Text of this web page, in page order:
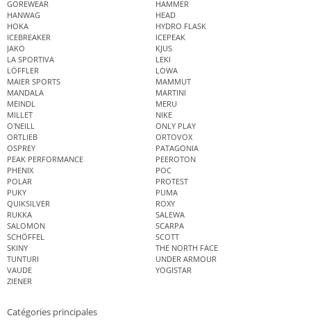
GOREWEAR
HAMMER
HANWAG
HEAD
HOKA
HYDRO FLASK
ICEBREAKER
ICEPEAK
JAKO
KJUS
LA SPORTIVA
LEKI
LÖFFLER
LOWA
MAIER SPORTS
MAMMUT
MANDALA
MARTINI
MEINDL
MERU
MILLET
NIKE
O'NEILL
ONLY PLAY
ORTLIEB
ORTOVOX
OSPREY
PATAGONIA
PEAK PERFORMANCE
PEEROTON
PHENIX
POC
POLAR
PROTEST
PUKY
PUMA
QUIKSILVER
ROXY
RUKKA
SALEWA
SALOMON
SCARPA
SCHÖFFEL
SCOTT
SKINY
THE NORTH FACE
TUNTURI
UNDER ARMOUR
VAUDE
YOGISTAR
ZIENER
Catégories principales